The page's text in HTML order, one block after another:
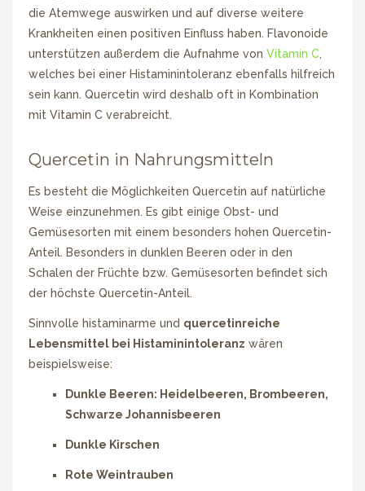
die Atemwege auswirken und auf diverse weitere
Krankheiten einen positiven Einfluss haben. Flavonoide
unterstützen außerdem die Aufnahme von Vitamin C,
welches bei einer Histaminintoleranz ebenfalls hilfreich
sein kann. Quercetin wird deshalb oft in Kombination
mit Vitamin C verabreicht.
Quercetin in Nahrungsmitteln
Es besteht die Möglichkeiten Quercetin auf natürliche
Weise einzunehmen. Es gibt einige Obst- und
Gemüsesorten mit einem besonders hohen Quercetin-
Anteil. Besonders in dunklen Beeren oder in den
Schalen der Früchte bzw. Gemüsesorten befindet sich
der höchste Quercetin-Anteil.
Sinnvolle histaminarme und quercetinreiche
Lebensmittel bei Histaminintoleranz wären
beispielsweise:
Dunkle Beeren: Heidelbeeren, Brombeeren,
Schwarze Johannisbeeren
Dunkle Kirschen
Rote Weintrauben